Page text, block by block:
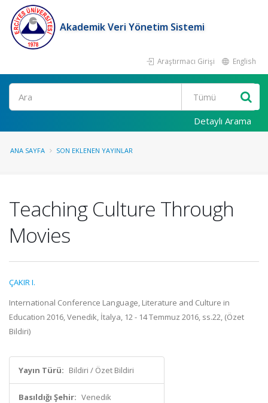
Akademik Veri Yönetim Sistemi
Araştırmacı Girişi English
Ara
Detaylı Arama
ANA SAYFA SON EKLENEN YAYINLAR
Teaching Culture Through
Movies
ÇAKIR I.
International Conference Language, Literature and Culture in
Education 2016, Venedik, İtalya, 12 - 14 Temmuz 2016, ss.22, (Özet
Bildiri)
Yayın Türü: Bildiri / Özet Bildiri
Basıldığı Şehir: Venedik